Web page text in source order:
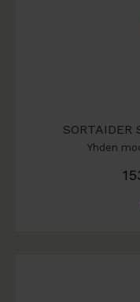
Yhden